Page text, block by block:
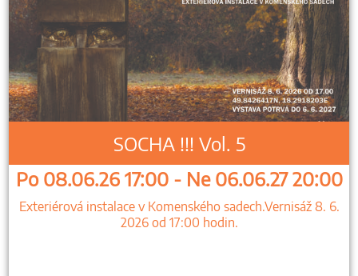
SOCHA !!! Vol. 5
Po 08.06.26 17:00 - Ne 06.06.27 20:00
Exteriérová instalace v Komenského sadech.Vernisáž 8. 6.
2026 od 17:00 hodin.